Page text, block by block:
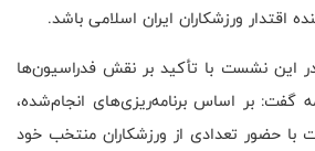
اقتدار ورزشکاران ایران اسلامی باشد.
این نشست با تأکید بر نقش فدراسیون‌ها
گفت: بر اساس برنامه‌ریزی‌های انجام‌شده،
حضور تعدادی از ورزشکاران منتخب خود